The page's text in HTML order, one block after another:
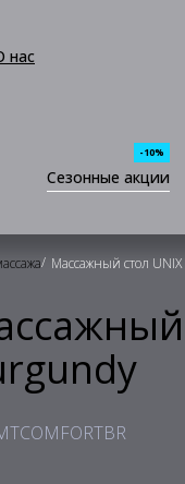
нас
Сезонные акции
-10%
/ Массажный стол